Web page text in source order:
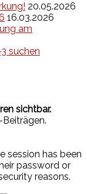
20.05.2026
16.03.2026
am
suchen
sichtbar.
session has been
password or
reasons.